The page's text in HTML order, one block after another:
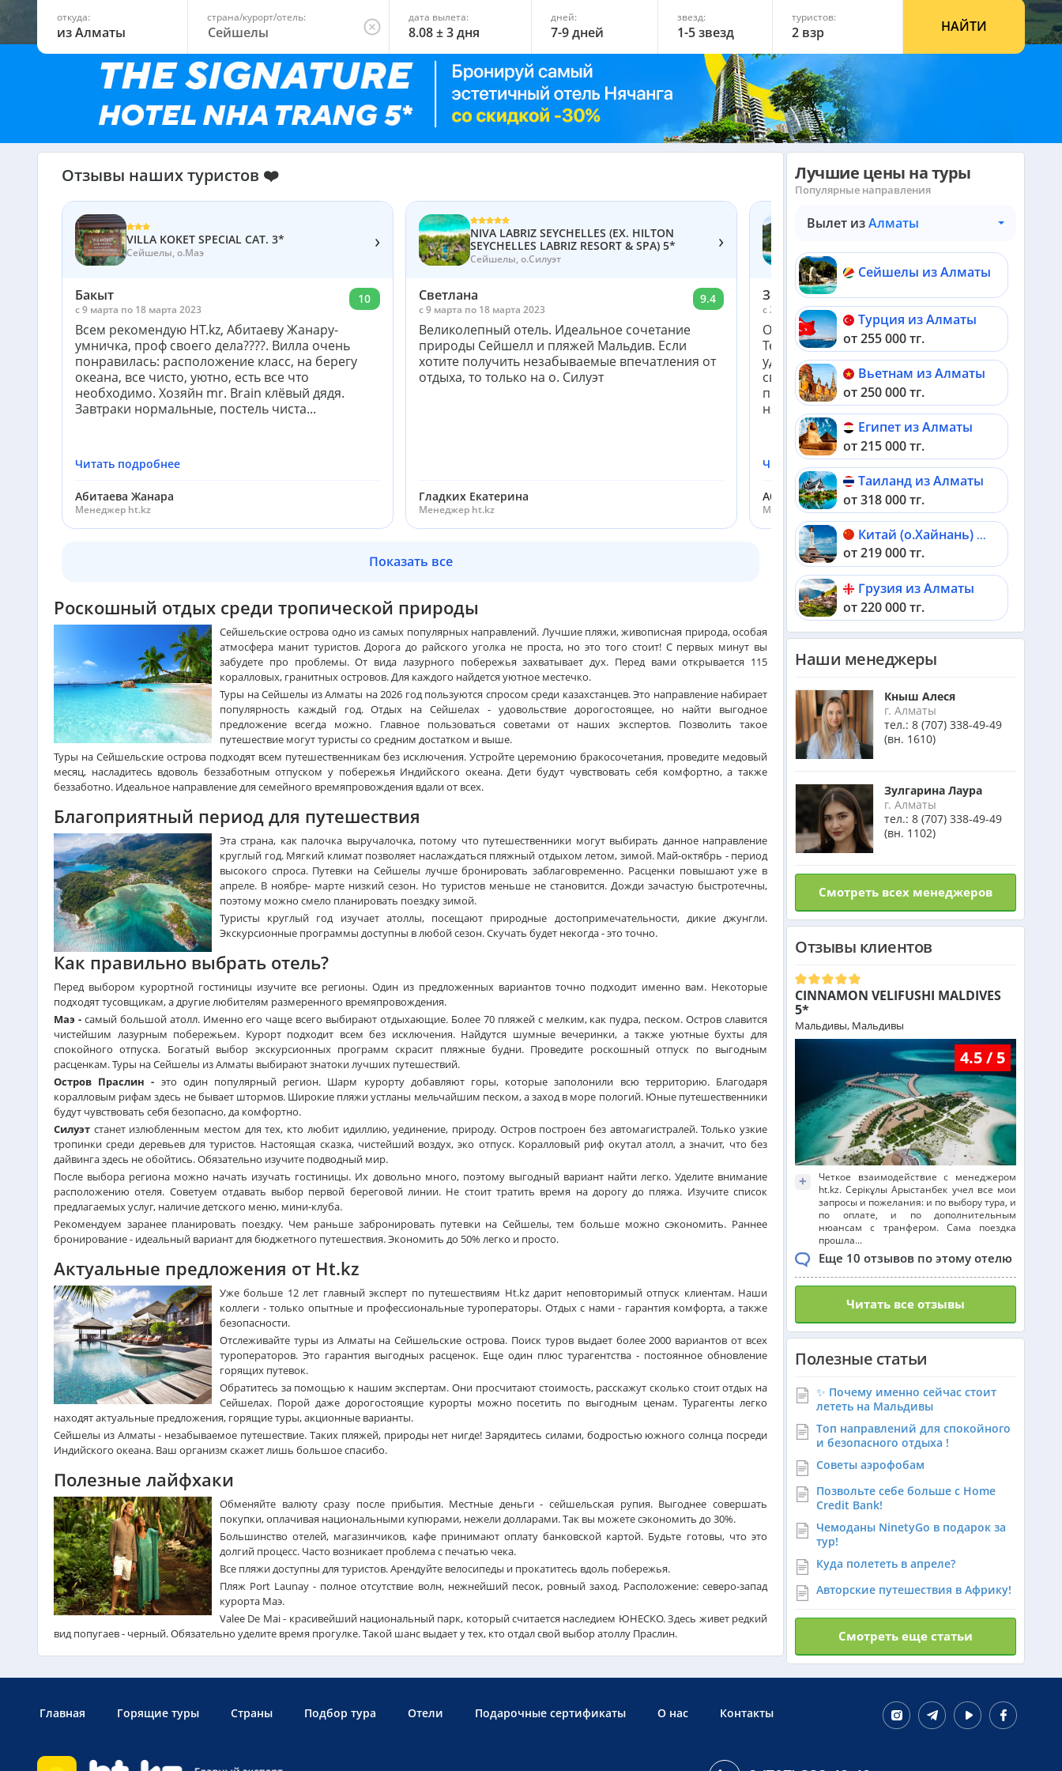
откуда:
из Алматы
страна/курорт/отель: дата вылета:
8.08 ± 3 дня
дней:
7-9 дней
звезд:
1-5 звезд
туристов:
2 взр НАЙТИ
Отзывы наших туристов ❤️
VILLA KOKET SPECIAL CAT. 3*
Сейшелы, о.Маэ ›
Бакыт
c 9 марта по 18 марта 2023
10
Всем рекомендую HT.kz, Абитаеву Жанару-
умничка, проф своего дела????. Вилла очень
понравилась: расположение класс, на берегу
океана, все чисто, уютно, есть все что
необходимо. Хозяйн mr. Brain клёвый дядя.
Завтраки нормальные, постель чиста...
Читать подробнее
Абитаева Жанара
Менеджер ht.kz
NIVA LABRIZ SEYCHELLES (EX. HILTON
SEYCHELLES LABRIZ RESORT & SPA) 5*
Сейшелы, о.Силуэт
›
Светлана
c 9 марта по 18 марта 2023
9.4
Великолепный отель. Идеальное сочетание
природы Сейшелл и пляжей Мальдив. Если
хотите получить незабываемые впечатления от
отдыха, то только на о. Силуэт
Гладких Екатерина
Менеджер ht.kz
RAFFLES SEYCHELLES (EX. RAFFLES PRASLIN)
Сейшелы, о.Праслин
Зоя
c 20 февраля по 2 марта 2023
Отличный отель, очень красивые виды.
Территория отеля не очень большая, но для
удобства есть багги. 2 бассейна на территории,
свой бассейн в каждой вилле. Очень много
приятных мелочей для детей, есть детский клуб,
няня для детей с 4 лет. На...
Читать подробнее
Абдуллаева Анастасия
Менеджер ht.kz
Показать все
Роскошный отдых среди тропической природы
Сейшельские острова одно из самых популярных направлений. Лучшие пляжи, живописная природа, особая
атмосфера манит туристов. Дорога до райского уголка не проста, но это того стоит! С первых минут вы
забудете про проблемы. От вида лазурного побережья захватывает дух. Перед вами открывается 115
коралловых, гранитных островов. Для каждого найдется уютное местечко.
Туры на Сейшелы из Алматы на 2026 год пользуются спросом среди казахстанцев. Это направление набирает
популярность каждый год. Отдых на Сейшелах - удовольствие дорогостоящее, но найти выгодное
предложение всегда можно. Главное пользоваться советами от наших экспертов. Позволить такое
путешествие могут туристы со средним достатком и выше.
Туры на Сейшельские острова подходят всем путешественникам без исключения. Устройте церемонию бракосочетания, проведите медовый
месяц, насладитесь вдоволь беззаботным отпуском у побережья Индийского океана. Дети будут чувствовать себя комфортно, а также
беззаботно. Идеальное направление для семейного времяпровождения вдали от всех.
Благоприятный период для путешествия
Эта страна, как палочка выручалочка, потому что путешественники могут выбирать данное направление
круглый год. Мягкий климат позволяет наслаждаться пляжный отдыхом летом, зимой. Май-октябрь - период
высокого спроса. Путевки на Сейшелы лучше бронировать заблаговременно. Расценки повышают уже в
апреле. В ноябре- марте низкий сезон. Но туристов меньше не становится. Дожди зачастую быстротечны,
поэтому можно смело планировать поездку зимой.
Туристы круглый год изучает атоллы, посещают природные достопримечательности, дикие джунгли.
Экскурсионные программы доступны в любой сезон. Скучать будет некогда - это точно.
Как правильно выбрать отель?
Перед выбором курортной гостиницы изучите все регионы. Один из предложенных вариантов точно подходит именно вам. Некоторые
подходят тусовщикам, а другие любителям размеренного времяпровождения.
Маэ - самый большой атолл. Именно его чаще всего выбирают отдыхающие. Более 70 пляжей с мелким, как пудра, песком. Остров славится
чистейшим лазурным побережьем. Курорт подходит всем без исключения. Найдутся шумные вечеринки, а также уютные бухты для
спокойного отпуска. Богатый выбор экскурсионных программ скрасит пляжные будни. Проведите роскошный отпуск по выгодным
расценкам. Туры на Сейшелы из Алматы выбирают знатоки лучших путешествий.
Остров Праслин - это один популярный регион. Шарм курорту добавляют горы, которые заполонили всю территорию. Благодаря
коралловым рифам здесь не бывает штормов. Широкие пляжи устланы мельчайшим песком, а заход в море пологий. Юные путешественники
будут чувствовать себя безопасно, да комфортно.
Силуэт станет излюбленным местом для тех, кто любит идиллию, уединение, природу. Остров построен без автомагистралей. Только узкие
тропинки среди деревьев для туристов. Настоящая сказка, чистейший воздух, эко отпуск. Коралловый риф окутал атолл, а значит, что без
дайвинга здесь не обойтись. Обязательно изучите подводный мир.
После выбора региона можно начать изучать гостиницы. Их довольно много, поэтому выгодный вариант найти легко. Уделите внимание
расположению отеля. Советуем отдавать выбор первой береговой линии. Не стоит тратить время на дорогу до пляжа. Изучите список
предлагаемых услуг, наличие детского меню, мини-клуба.
Рекомендуем заранее планировать поездку. Чем раньше забронировать путевки на Сейшелы, тем больше можно сэкономить. Раннее
бронирование - идеальный вариант для бюджетного путешествия. Экономить до 50% легко и просто.
Актуальные предложения от Ht.kz
Уже больше 12 лет главный эксперт по путешествиям Ht.kz дарит неповторимый отпуск клиентам. Наши
коллеги - только опытные и профессиональные туроператоры. Отдых с нами - гарантия комфорта, а также
безопасности.
Отслеживайте туры из Алматы на Сейшельские острова. Поиск туров выдает более 2000 вариантов от всех
туроператоров. Это гарантия выгодных расценок. Еще один плюс турагентства - постоянное обновление
горящих путевок.
Обратитесь за помощью к нашим экспертам. Они просчитают стоимость, расскажут сколько стоит отдых на
Сейшелах. Порой даже дорогостоящие курорты можно посетить по выгодным ценам. Турагенты легко
находят актуальные предложения, горящие туры, акционные варианты.
Сейшелы из Алматы - незабываемое путешествие. Таких пляжей, природы нет нигде! Зарядитесь силами, бодростью южного солнца посреди
Индийского океана. Ваш организм скажет лишь большое спасибо.
Полезные лайфхаки
Обменяйте валюту сразу после прибытия. Местные деньги - сейшельская рупия. Выгоднее совершать
покупки, оплачивая национальными купюрами, нежели долларами.Так вы можете сэкономить до 30%.
Большинство отелей, магазинчиков, кафе принимают оплату банковской картой. Будьте готовы, что это
долгий процесс. Часто возникает проблема с печатью чека.
Все пляжи доступны для туристов. Арендуйте велосипеды и прокатитесь вдоль побережья.
Пляж Port Launay - полное отсутствие волн, нежнейший песок, ровный заход. Расположение: северо-запад
курорта Маэ.
Valee De Mai - красивейший национальный парк, который считается наследием ЮНЕСКО. Здесь живет редкий
вид попугаев - черный. Обязательно уделите время прогулке. Такой шанс выдает у тех, кто отдал свой выбор атоллу Праслин.
Лучшие цены на туры
Популярные направления
Вылет изАлматы
Сейшелы из Алматы
Турция из Алматы
от 255 000 тг.
Вьетнам из Алматы
от 250 000 тг.
Египет из Алматы
от 215 000 тг.
Таиланд из Алматы
от 318 000 тг.
Китай (о.Хайнань) из Алматы
от 219 000 тг.
Грузия из Алматы
от 220 000 тг.
Мальдивы из Алматы
от 589 000 тг.
от 533 000 тг.
ОАЭ из Алматы
Кипр из Алматы
от 342 000 тг.
от 562 000 тг.
Катар из Алматы
от 377 000 тг.
от 742 000 тг.
от 385 000 тг.
Индия (ГОА) из Алматы
Италия из Алматы
Чехия из Алматы
Греция из Алматы
Болгария из Алматы
Сингапур из Алматы
Танзания из Алматы
Венгрия из Алматы
Израиль из Алматы
Азербайджан из Алматы
Наши менеджеры
Кныш Алеся
г. Алматы
тел.: 8 (707) 338-49-49
(вн. 1610)
Зулгарина Лаура
г. Алматы
тел.: 8 (707) 338-49-49
(вн. 1102)
Смотреть всех менеджеров
Отзывы клиентов
CINNAMON VELIFUSHI MALDIVES
5*
Мальдивы, Мальдивы
4.5 / 5
+
Четкое взаимодействие с менеджером
ht.kz. Серікұлы Арыстанбек учел все мои
запросы и пожелания: и по выбору тура, и
по оплате, и по дополнительным
нюансам с транфером. Сама поездка
прошла...
Еще 10 отзывов по этому отелю
Читать все отзывы
Полезные статьи
✨ Почему именно сейчас стоит
лететь на Мальдивы
Топ направлений для спокойного
и безопасного отдыха !
Советы аэрофобам
Позвольте себе больше с Home
Credit Bank!
Чемоданы NinetyGo в подарок за
тур!
Куда полететь в апреле?
Авторские путешествия в Африку!
Смотреть еще статьи
Главная Горящие туры Страны Подбор тура Отели Подарочные сертификаты О нас Контакты